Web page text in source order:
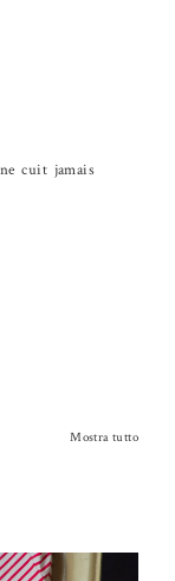
cuit jamais
Mostra tutto